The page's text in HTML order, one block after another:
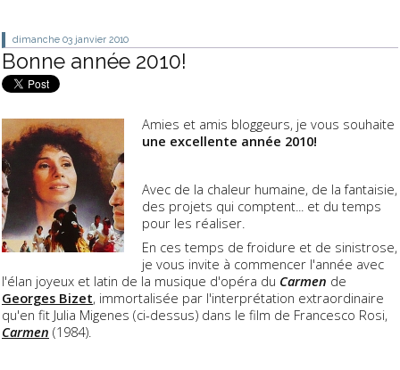
dimanche 03 janvier 2010
Bonne année 2010!
Amies et amis bloggeurs, je vous souhaite
une excellente année 2010!
Avec de la chaleur humaine, de la fantaisie,
des projets qui comptent... et du temps
pour les réaliser.
En ces temps de froidure et de sinistrose,
je vous invite à commencer l'année avec
l'élan joyeux et latin de la musique d'opéra du Carmen de
Georges Bizet, immortalisée par l'interprétation extraordinaire
qu'en fit Julia Migenes (ci-dessus) dans le film de Francesco Rosi,
Carmen (1984).